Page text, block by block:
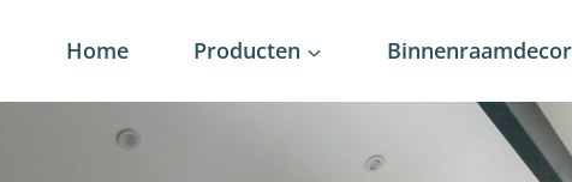
Home Producten